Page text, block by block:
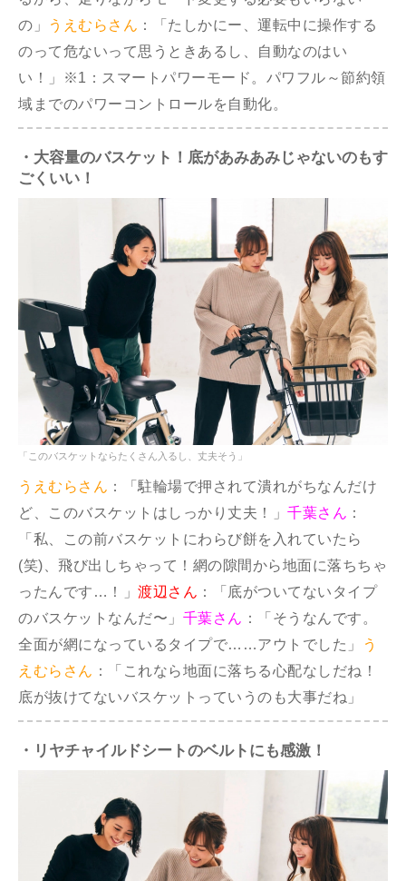
の」
うえむらさん ：「たしかにー、運転中に操作する
のって危ないって思うときあるし、自動なのはい
い！」
※1：スマートパワーモード。パワフル～節約領
域までのパワーコントロールを自動化。
・大容量のバスケット！底があみあみじゃないのもす
ごくいい！
「このバスケットならたくさん入るし、丈夫そう」
うえむらさん ：「駐輪場で押されて潰れがちなんだけ
ど、このバスケットはしっかり丈夫！」 千葉さん ：
「私、この前バスケットにわらび餅を入れていたら
(笑)、飛び出しちゃって！網の隙間から地面に落ちちゃ
ったんです…！」 渡辺さん ：「底がついてないタイプ
のバスケットなんだ〜」 千葉さん ：「そうなんです。
全面が網になっているタイプで……アウトでした」
う
えむらさん ：「これなら地面に落ちる心配なしだね！
底が抜けてないバスケットっていうのも大事だね」
・リヤチャイルドシートのベルトにも感激！